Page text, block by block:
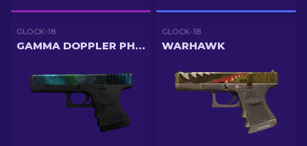
GLOCK-18
GAMMA DOPPLER PHASE 3
GLOCK-18
WARHAWK